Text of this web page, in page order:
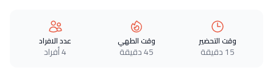
وقت التحضير
15 دقيقة
وقت الطهي
45 دقيقة
عدد الافراد
4 أفراد